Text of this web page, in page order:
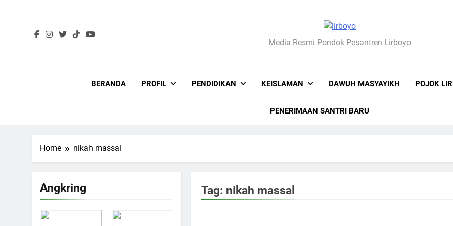
Lirboyo.netMedia Resmi Pondok Pesantren Lirboyo
BERANDA PROFIL PENDIDIKAN KEISLAMAN DAWUH MASYAYIKH POJOK
PENERIMAAN SANTRI BARU
Home nikah massal
Angkring Tag: nikah massal